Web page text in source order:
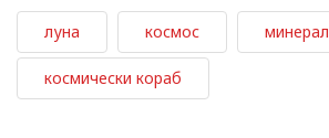
луна космос минерал
космически кораб